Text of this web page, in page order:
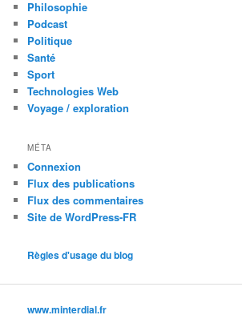
Philosophie
Podcast
Politique
Santé
Sport
Technologies Web
Voyage / exploration
MÉTA
Connexion
Flux des publications
Flux des commentaires
Site de WordPress-FR
Règles d'usage du blog
www.minterdial.fr